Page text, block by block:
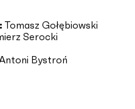
Tomasz Gołębiowski
Serocki
Bystroń